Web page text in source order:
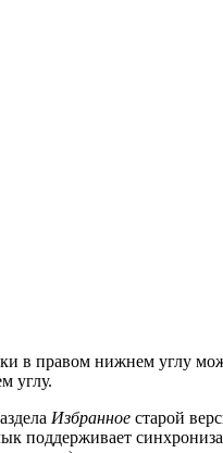
в правом нижнем углу
углу.
Избранное старой
поддерживает